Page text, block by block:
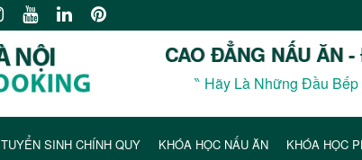
CAO ĐẲNG NẤU ĂN
‶ Hãy Là Những Đầu
TUYỂN SINH CHÍNH QUY KHÓA HỌC NẤU ĂN KHÓA HỌC